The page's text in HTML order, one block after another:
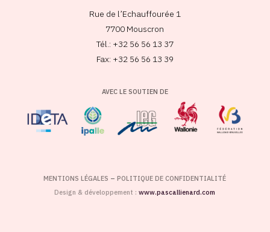
Rue de l’Echauffourée 1
7700 Mouscron
Tél.: +32 56 56 13 37
Fax: +32 56 56 13 39
AVEC LE SOUTIEN DE
MENTIONS LÉGALES –POLITIQUE DE CONFIDENTIALITÉ
Design & développement :www.pascallienard.com